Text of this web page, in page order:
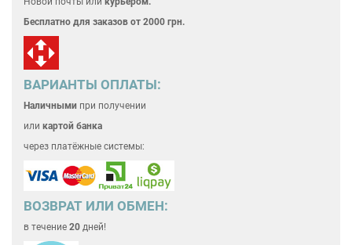
Бесплатно для заказов от 2000 грн.
ВАРИАНТЫ ОПЛАТЫ:
Наличными при получении
или картой банка
через платёжные системы:
ВОЗВРАТ ИЛИ ОБМЕН:
в течение 20 дней!